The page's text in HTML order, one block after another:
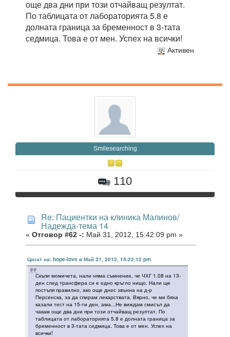
още два дни при този отчайващ резултат.
По таблицата от лабораторията 5.8 е
долната граница за бременност в 3-тата
седмица. Това е от мен. Успех на всички!
Активен
Smilesearching
110
Re: Пациентки на клиника Малинов/
Надежда-тема 14
« Отговор #62 -: Май 31, 2012, 15:42:09 pm »
Цитат на: hope-love в Май 31, 2012, 15:22:12 pm
Скъпи момичета, нали няма съмнение, че ЧХГ 1.08 на 13-
ден след трансфера си е едно кръгло нищо. Нали ще
постъпя правилно, ако още днес звънна на д-р
Персенска, за да спирам лекарствата. Вярно, че ми бяха
казали тест на 15-ти ден, ама...Не виждам смисъл да
чакам още два дни при този отчайващ резултат. По
таблицата от лабораторията 5.8 е долната граница за
бременност в 3-тата седмица. Това е от мен. Успех на
всички!